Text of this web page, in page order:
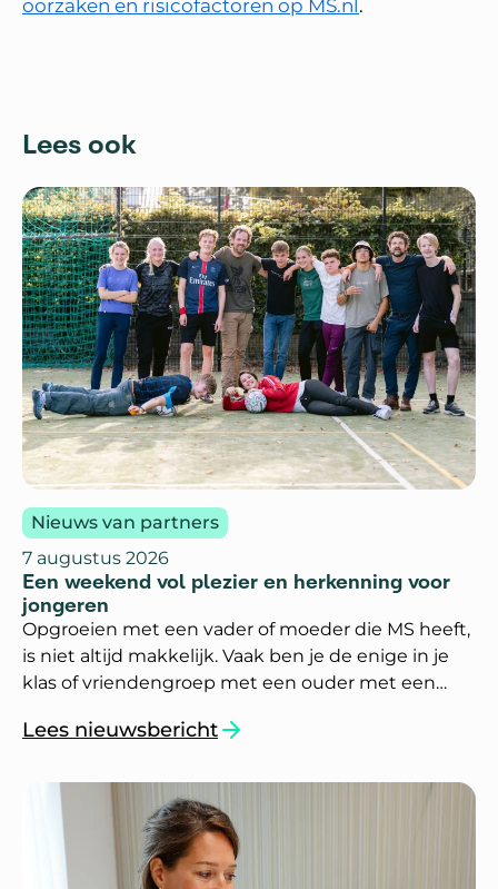
oorzaken en risicofactoren op MS.nl.
Lees ook
Nieuws van partners
7 augustus 2026
Een weekend vol plezier en herkenning voor
jongeren
Opgroeien met een vader of moeder die MS heeft,
is niet altijd makkelijk. Vaak ben je de enige in je
klas of vriendengroep met een ouder met een
jongeren te ontmoeten die weten hoe dit is.
Lees nieuwsbericht
`Een weekend vol plezier en herkenning voor